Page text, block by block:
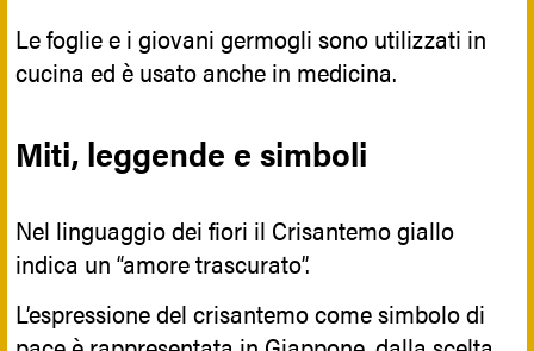
Le foglie e i giovani germogli sono utilizzati in
cucina ed è usato anche in medicina.
Miti, leggende e simboli
Nel linguaggio dei fiori il Crisantemo giallo
indica un “amore trascurato”.
L’espressione del crisantemo come simbolo di